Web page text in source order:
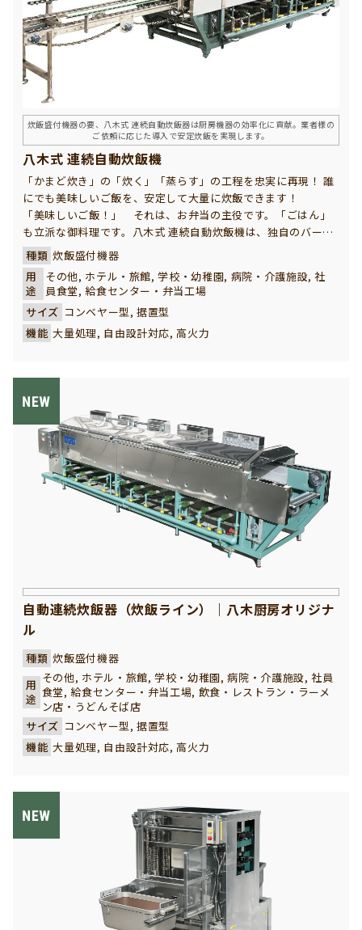
炊飯盛付機器の要、八木式 連続自動炊飯器は厨房機器の効率化に貢献。業者様の
ご依頼に応じた導入で安定炊飯を実現します。
八木式 連続自動炊飯機
「かまど炊き」の「炊く」「蒸らす」の工程を忠実に再現！ 誰
にでも美味しいご飯を、安定して大量に炊飯できます！
「美味しいご飯！」 それは、お弁当の主役です。「ごはん」
も立派な御料理です。八木式 連続自動炊飯機は、独自のバーナ
ーと炊飯釜で、お客様が最も重視される「ご飯の旨み」を引き
出した味のある炊飯を実現しました。ガスの熱効率を最大限に
活かして、「かまど炊き」の美味しさが短時間で実現できる強
い味方です。
種類 炊飯盛付機器
用
途
その他, ホテル・旅館, 学校・幼稚園, 病院・介護施設, 社
員食堂, 給食センター・弁当工場
サイズ コンベヤー型, 据置型
機能 大量処理, 自由設計対応, 高火力
自動連続炊飯器（炊飯ライン）｜八木厨房オリジナ
ル
種類 炊飯盛付機器
用
途
その他, ホテル・旅館, 学校・幼稚園, 病院・介護施設, 社員
食堂, 給食センター・弁当工場, 飲食・レストラン・ラーメ
ン店・うどんそば店
サイズ コンベヤー型, 据置型
機能 大量処理, 自由設計対応, 高火力